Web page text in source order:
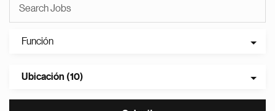
Función
Ubicación (10)